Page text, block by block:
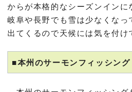
からが本格的なシーズンインに
岐阜や長野でも雪は少なくなっ
出てくるので天候には気を付け
■本州のサーモンフィッシング